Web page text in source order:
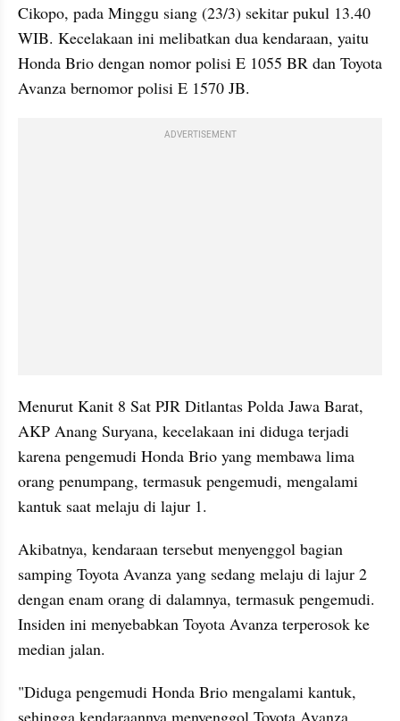
Cikopo, pada Minggu siang (23/3) sekitar pukul 13.40
WIB. Kecelakaan ini melibatkan dua kendaraan, yaitu
Honda Brio dengan nomor polisi E 1055 BR dan Toyota
Avanza bernomor polisi E 1570 JB.
ADVERTISEMENT
Menurut Kanit 8 Sat PJR Ditlantas Polda Jawa Barat,
AKP Anang Suryana, kecelakaan ini diduga terjadi
karena pengemudi Honda Brio yang membawa lima
orang penumpang, termasuk pengemudi, mengalami
kantuk saat melaju di lajur 1.
Akibatnya, kendaraan tersebut menyenggol bagian
samping Toyota Avanza yang sedang melaju di lajur 2
dengan enam orang di dalamnya, termasuk pengemudi.
Insiden ini menyebabkan Toyota Avanza terperosok ke
median jalan.
"Diduga pengemudi Honda Brio mengalami kantuk,